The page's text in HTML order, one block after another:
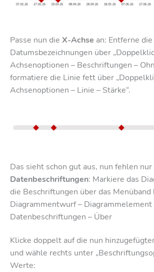
Passe nun die X-Achse an: Entferne die
Datumsbezeichnungen über
Achsenoptionen – Beschriftungen –
formatiere die Linie fett über
Achsenoptionen – Linie – Stärke“.
Das sieht schon gut aus, nun fehlen nur
Datenbeschriftungen: Markiere das
die Beschriftungen über das Menüband
Diagrammentwurf – Diagrammelement
Datenbeschriftungen – Über
Klicke doppelt auf die nun
und wähle rechts unter
Werte: